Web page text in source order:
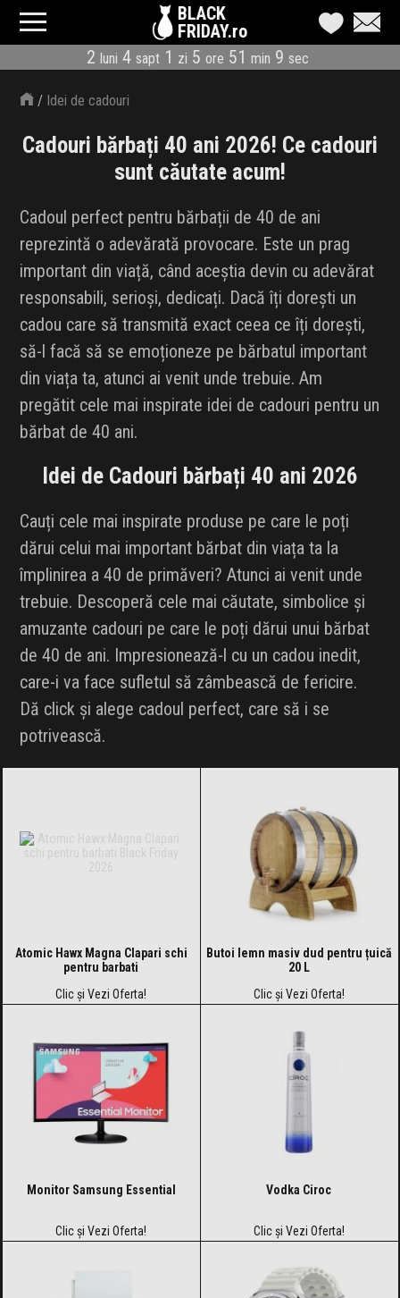
BLACK
FRIDAY.ro
2 luni 4 sapt 1 zi 5 ore 51 min 9 sec
CATEGORII
MAGAZINE
ÎNSCRIE MAGAZIN
REDUCERI
CODURI REDUCERE
CÂND E BLACK FRIDAY
ABONARE NEWSLETTER
INFLUENCER SQUAD
BRANDURI
IDEI DE CADOURI
ȘTIRI
FAVORITE
/ Idei de cadouri
Cadouri bărbați 40 ani 2026! Ce cadouri
sunt căutate acum!
Cadoul perfect pentru bărbații de 40 de ani
reprezintă o adevărată provocare. Este un prag
important din viață, când aceștia devin cu adevărat
responsabili, serioși, dedicați. Dacă îți dorești un
cadou care să transmită exact ceea ce îți dorești,
să-l facă să se emoționeze pe bărbatul important
din viața ta, atunci ai venit unde trebuie. Am
pregătit cele mai inspirate idei de cadouri pentru un
bărbat de 40 ani.
Idei de Cadouri bărbați 40 ani 2026
Cauți cele mai inspirate produse pe care le poți
dărui celui mai important bărbat din viața ta la
împlinirea a 40 de primăveri? Atunci ai venit unde
trebuie. Descoperă cele mai căutate, simbolice și
amuzante cadouri pe care le poți dărui unui bărbat
de 40 de ani. Impresionează-l cu un cadou inedit,
care-i va face sufletul să zâmbească de fericire.
Dă click și alege cadoul perfect, care să i se
potrivească.
Atomic Hawx Magna Clapari schi
pentru barbati
Clic și Vezi Oferta!
Butoi lemn masiv dud pentru țuică
20 L
Clic și Vezi Oferta!
Monitor Samsung Essential
Clic și Vezi Oferta!
Vodka Ciroc
Clic și Vezi Oferta!